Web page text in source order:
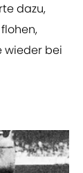
dazu,
wieder bei